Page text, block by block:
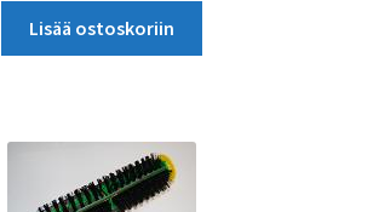
Lisää ostoskoriin